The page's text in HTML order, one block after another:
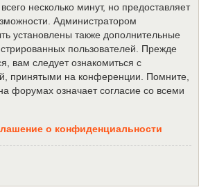
несколько минут, но предоставляет
Администратором
установлены также дополнительные
пользователей. Прежде
вам следует ознакомиться с
принятыми на конференции. Помните,
форумах означает согласие со всеми
о конфиденциальности